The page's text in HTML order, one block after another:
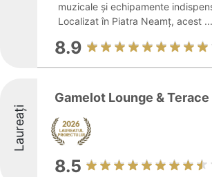
muzicale și echipamente
Localizat în Piatra Neamț, acest ...
8.9
Laureați
Gamelot Lounge & Terace
8.5